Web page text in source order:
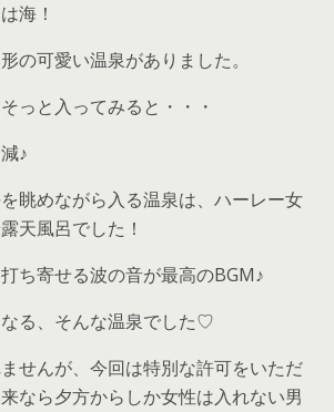
海！
の可愛い温泉がありました。
っと入ってみると・・・
♪
眺めながら入る温泉は、ハーレー女
天風呂でした！
ち寄せる波の音が最高のBGM♪
る、そんな温泉でした♡
せんが、今回は特別な許可をいただ
なら夕方からしか女性は入れない男